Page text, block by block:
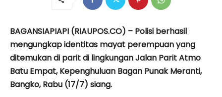
BAGANSIAPIAPI (RIAUPOS.CO) – Polisi berhasil
mengungkap identitas mayat perempuan yang
ditemukan di parit di lingkungan Jalan Parit Atmo
Batu Empat, Kepenghuluan Bagan Punak Meranti,
Bangko, Rabu (17/7) siang.